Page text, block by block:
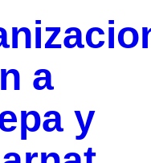
a
y